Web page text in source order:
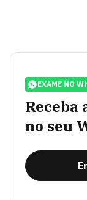
EXAME NO
Receba
no seu